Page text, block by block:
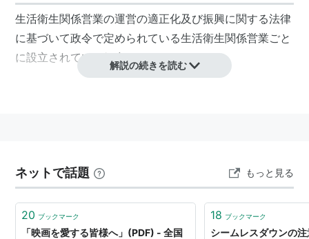
生活衛生関係営業の運営の適正化及び振興に関する法律
に基づいて政令で定められている生活衛生関係営業ごと
に設立されている組合。
解説の続きを読む
ネットで話題 もっと見る
20 ブックマーク
「映画を愛する皆様へ」(PDF) - 全国
18 ブックマーク
シームレスダウンの